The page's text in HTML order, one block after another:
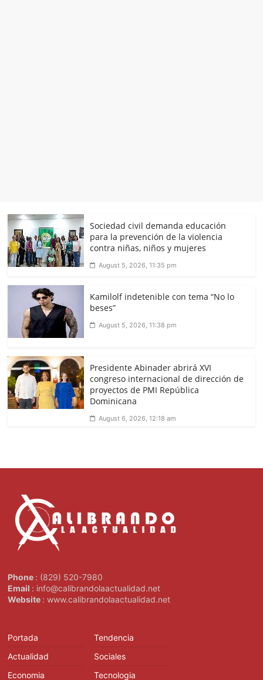
Sociedad civil demanda educación
para la prevención de la violencia
contra niñas, niños y mujeres
August 5, 2026, 11:35 pm
Kamilolf indetenible con tema “No lo
beses”
August 5, 2026, 11:38 pm
Presidente Abinader abrirá XVI
congreso internacional de dirección de
proyectos de PMI República
Dominicana
August 6, 2026, 12:18 am
Phone : (829) 520-7980
Email : info@calibrandolaactualidad.net
Website : www.calibrandolaactualidad.net
Portada
Actualidad
Economia
Tendencia
Sociales
Tecnologia